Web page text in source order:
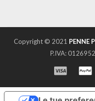
Copyright © 2021 PENNE
P.IVA: